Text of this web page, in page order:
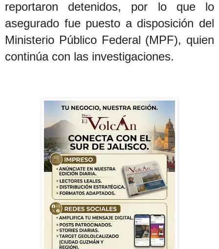
reportaron detenidos, por lo que lo
asegurado fue puesto a disposición del
Ministerio Público Federal (MPF), quien
continúa con las investigaciones.